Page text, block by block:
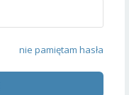
nie pamiętam hasła